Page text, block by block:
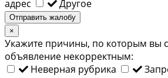
адрес
Другое
Отправить жалобу
×
Укажите причины, по которым вы
объявление некорректным:
Неверная рубрика